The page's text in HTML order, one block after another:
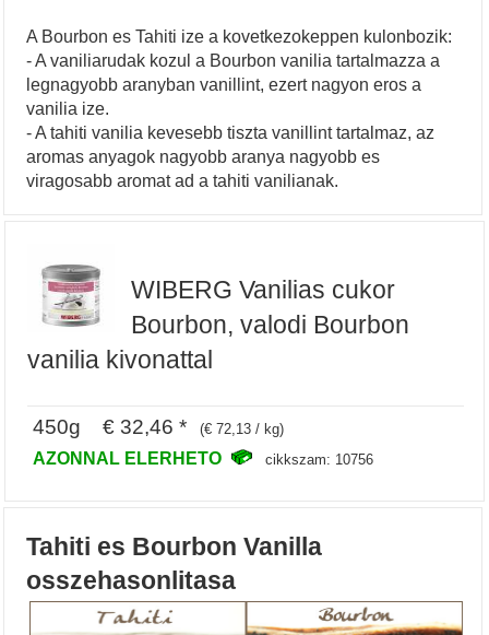
A Bourbon es Tahiti ize a kovetkezokeppen kulonbozik:
- A vaniliarudak kozul a Bourbon vanilia tartalmazza a
legnagyobb aranyban vanillint, ezert nagyon eros a
vanilia ize.
- A tahiti vanilia kevesebb tiszta vanillint tartalmaz, az
aromas anyagok nagyobb aranya nagyobb es
viragosabb aromat ad a tahiti vanilianak.
WIBERG Vanilias cukor
Bourbon, valodi Bourbon
vanilia kivonattal
450g € 32,46 * (€ 72,13 / kg)
AZONNAL ELERHETO cikkszam: 10756
Tahiti es Bourbon Vanilla
osszehasonlitasa